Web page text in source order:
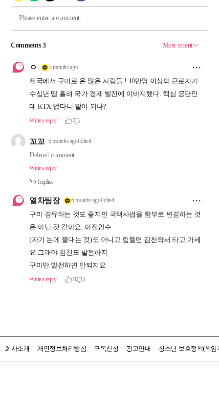
회사소개 개인정보처리방침 구독신청 광고안내 청소년 보호정책(책임